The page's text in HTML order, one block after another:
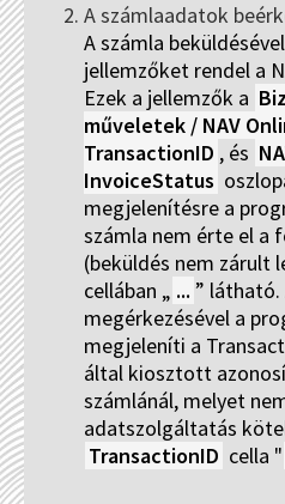
A számlaadatok
A számla
jellemzőket rendel a
Ezek a jellemzők a
műveletek / NAV
TransactionID , és
InvoiceStatus
megjelenítésre a
számla nem érte el a
(beküldés nem zárult
cellában „ ... ” látható.
megérkezésével a
megjeleníti a
által kiosztott
számlánál, melyet
adatszolgáltatás
TransactionID cella "